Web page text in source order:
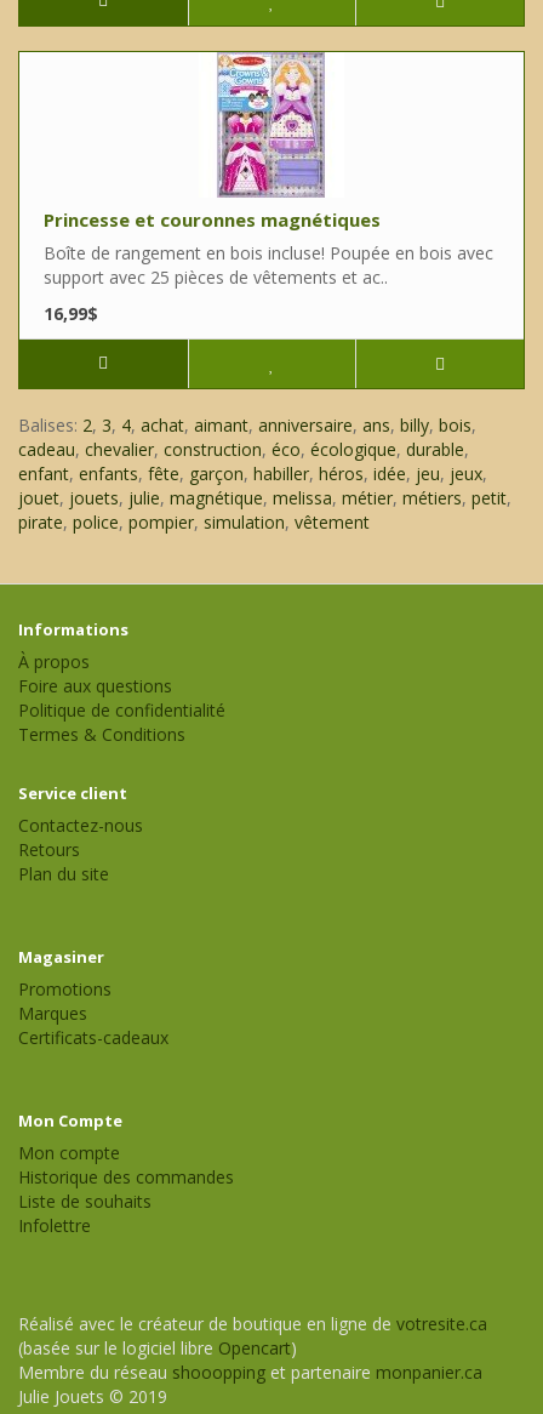
Princesse et couronnes magnétiques
Boîte de rangement en bois incluse! Poupée en bois avec
support avec 25 pièces de vêtements et ac..
16,99$
Balises: 2, 3, 4, achat, aimant, anniversaire, ans, billy, bois,
cadeau, chevalier, construction, éco, écologique, durable,
enfant, enfants, fête, garçon, habiller, héros, idée, jeu, jeux,
jouet, jouets, julie, magnétique, melissa, métier, métiers, petit,
pirate, police, pompier, simulation, vêtement
Informations
À propos
Foire aux questions
Politique de confidentialité
Termes & Conditions
Service client
Contactez-nous
Retours
Plan du site
Magasiner
Promotions
Marques
Certificats-cadeaux
Mon Compte
Mon compte
Historique des commandes
Liste de souhaits
Infolettre
Réalisé avec le créateur de boutique en ligne de votresite.ca
(basée sur le logiciel libre Opencart)
Membre du réseau shooopping et partenaire monpanier.ca
Julie Jouets © 2019